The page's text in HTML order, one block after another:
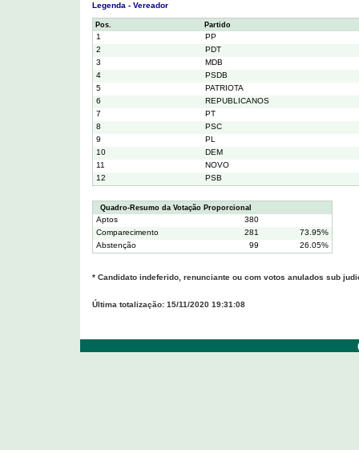
Legenda - Vereador
Pos. Partido
1
PP
2
PDT
3
MDB
4
PSDB
5
PATRIOTA
6
REPUBLICANOS
7
PT
8
PSC
9
PL
10
DEM
11
NOVO
12
PSB
Quadro-Resumo da Votação Proporcional
Aptos
380
Comparecimento
281
73.95%
Abstenção
99 26.05%
* Candidato indeferido, renunciante ou com votos anulados sub
Última totalização: 15/11/2020 19:31:08